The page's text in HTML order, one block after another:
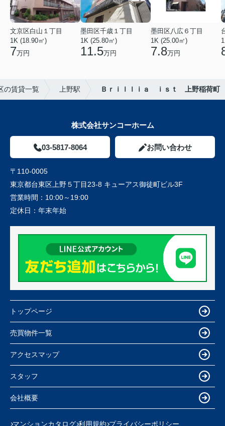
文京区白山１丁目
1K (18.90㎡)
7万円
墨田区千歳１丁目
1K (25.80㎡)
11.5万円
墨田区八広６丁目
1K (25.00㎡)
7.8万円
の賃貸一覧 上野駅 Ｂｒｉｌｌｉａ ｉｓｔ 上野稲荷町
株式会社サンコーホーム
03-5817-8064 お問い合わせ
〒110-0005
東京都台東区上野５丁目23-8 キューアス御徒町ビル3F
営業時間： 10:00～19:00
定休日： 年末年始
トップページ
売買物件一覧
アクセスマップ
スタッフ
会社概要
マンションカタログ 利用規約 プライバシーポリシー